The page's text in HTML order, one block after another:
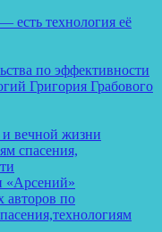
есть технология её
по эффективности
Григория Грабового
вечной жизни
спасения,
«Арсений»
авторов по